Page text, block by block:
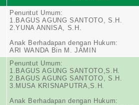
Penuntut Umum:
1.BAGUS AGUNG SANTOTO, S.H.
2.YUNA ANNISA, S.H.
Anak Berhadapan dengan Hukum:
ARI WANDA Bin M. JAMIN
Penuntut Umum:
1.BAGUS AGUNG SANTOTO,S.H.
2.BAGUS AGUNG SANTOTO, S.H.
3.MUSA KRISNAPUTRA,S.H.
Anak Berhadapan dengan Hukum: